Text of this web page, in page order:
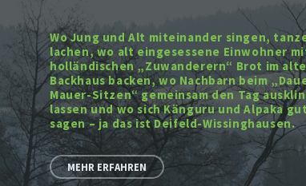
Wo Jung und Alt miteinander singen,
lachen, wo alt eingesessene Einwohner
holländischen „Zuwanderern“ Brot im
Backhaus backen, wo Nachbarn beim
Mauer-Sitzen“ gemeinsam den Tag
lassen und wo sich Känguru und Alpaka
sagen – ja das ist Deifeld-Wissinghausen.
MEHR ERFAHREN